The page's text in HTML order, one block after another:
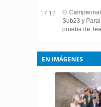
17:12
El
Sub23 y
prueba de
EN IMÁGENES